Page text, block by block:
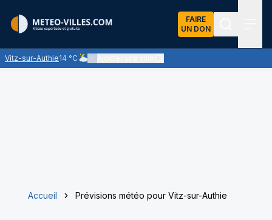
FAIRE
UN DON
Vitz-sur-Authie14 °C
Ciel nuageux - les éclaircies et les nuages se
Accueil Prévisions météo pour Vitz-sur-Authie